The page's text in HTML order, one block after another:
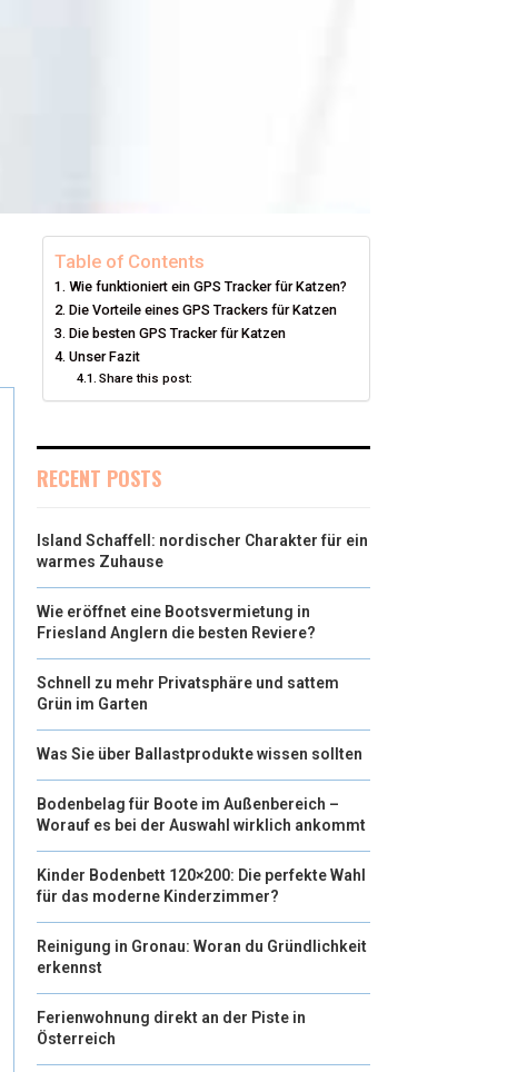
Table of Contents
Wie funktioniert ein GPS Tracker für Katzen?
Die Vorteile eines GPS Trackers für Katzen
Die besten GPS Tracker für Katzen
Unser Fazit
Share this post:
RECENT POSTS
Island Schaffell: nordischer Charakter für ein
warmes Zuhause
Wie eröffnet eine Bootsvermietung in
Friesland Anglern die besten Reviere?
Schnell zu mehr Privatsphäre und sattem
Grün im Garten
Was Sie über Ballastprodukte wissen sollten
Bodenbelag für Boote im Außenbereich –
Worauf es bei der Auswahl wirklich ankommt
Kinder Bodenbett 120×200: Die perfekte Wahl
für das moderne Kinderzimmer?
Reinigung in Gronau: Woran du Gründlichkeit
erkennst
Ferienwohnung direkt an der Piste in
Österreich